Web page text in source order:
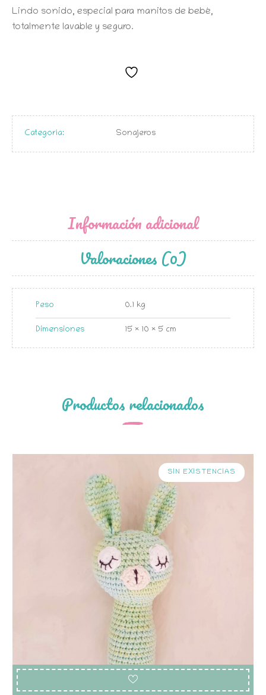
Lindo sonido, especial para manitos de bebé,
totalmente lavable y seguro.
Categoría: Sonajeros
Información adicional
Valoraciones (0)
Peso 0.1 kg
Dimensiones 15 × 10 × 5 cm
Productos relacionados
SIN EXISTENCIAS